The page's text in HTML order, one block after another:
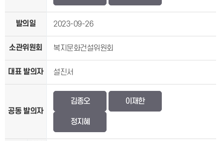
발의일 2023-09-26
소관위원회 복지문화건설위원회
대표 발의자 설진서
공동 발의자
김종오 이재한
정지혜